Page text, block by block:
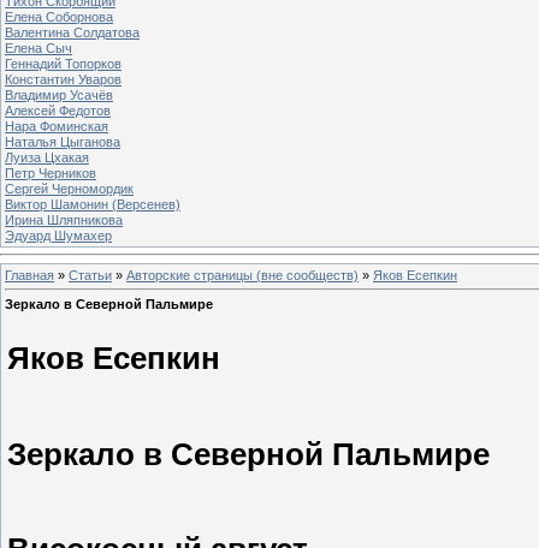
Елена Соборнова
Валентина Солдатова
Елена Сыч
Геннадий Топорков
Константин Уваров
Владимир Усачёв
Алексей Федотов
Нара Фоминская
Наталья Цыганова
Луиза Цхакая
Петр Черников
Сергей Черномордик
Виктор Шамонин (Версенев)
Ирина Шляпникова
Эдуард Шумахер
Главная » Статьи » Авторские страницы (вне сообществ) » Яков Есепкин
Зеркало в Северной Пальмире
Яков Есепкин
Зеркало в Северной Пальмире